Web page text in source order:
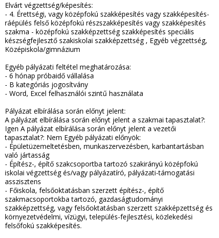
Elvárt végzettség/képesítés:
- 4. Érettségi, vagy középfokú szakképesítés vagy szakképesítés-
ráépülés felső középfokú részszakképesítés vagy szakképesítés
szakma - középfokú szakképzettség szakképesítés speciális
készségfejlesztő szakiskolai szakképzettség , Egyéb végzettség,
Középiskola/gimnázium
Egyéb pályázati feltétel meghatározása:
- 6 hónap próbaidő vállalása
- B kategóriás jogosítvány
- Word, Excel felhasználói szintű használata
Pályázat elbírálása során előnyt jelent:
A pályázat elbírálása során előnyt jelent a szakmai tapasztalat?:
Igen A pályázat elbírálása során előnyt jelent a vezetői
tapasztalat?: Nem Egyéb pályázati előnyök:
- Épületüzemeltetésben, munkaszervezésben, karbantartásban
való jártasság
- Építész-, építő szakcsoportba tartozó szakirányú középfokú
iskolai végzettség és/vagy pályázatíró, pályázati-támogatási
asszisztens
- Főiskola, felsőoktatásban szerzett építész-, építő
szakmacsoportokba tartozó, gazdaságtudományi
szakképzettség, vagy felsőoktatásban szerzett szakképzettség és
környezetvédelmi, vízügyi, település-fejlesztési, közlekedési
felsőfokú szakképesítés.